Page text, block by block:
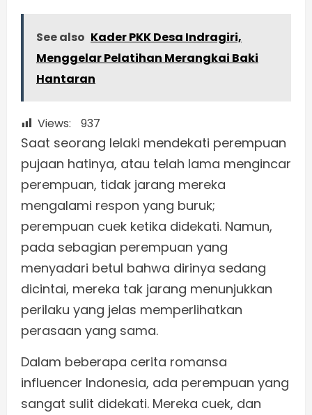
See also Kader PKK Desa Indragiri,
Menggelar Pelatihan Merangkai Baki
Hantaran
Views: 937
Saat seorang lelaki mendekati perempuan
pujaan hatinya, atau telah lama mengincar
perempuan, tidak jarang mereka
mengalami respon yang buruk;
perempuan cuek ketika didekati. Namun,
pada sebagian perempuan yang
menyadari betul bahwa dirinya sedang
dicintai, mereka tak jarang menunjukkan
perilaku yang jelas memperlihatkan
perasaan yang sama.
Dalam beberapa cerita romansa
influencer Indonesia, ada perempuan yang
sangat sulit didekati. Mereka cuek, dan